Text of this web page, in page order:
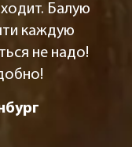
Балую
каждую
не надо!